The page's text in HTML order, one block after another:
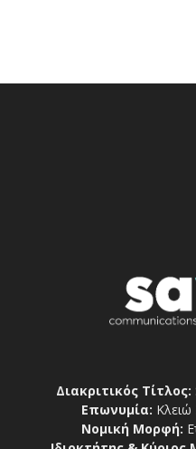
Διακριτικός Τίτλος:
Επωνυμία: Κλειώ
Νομική Μορφή: